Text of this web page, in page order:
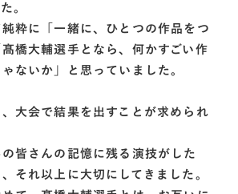
。
粋に「一緒に、ひとつの作品をつ
橋大輔選手となら、何かすごい作
ないか」と思っていました。
大会で結果を出すことが求められ
皆さんの記憶に残る演技がした
それ以上に大切にしてきました。